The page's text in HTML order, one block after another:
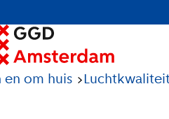
om huis